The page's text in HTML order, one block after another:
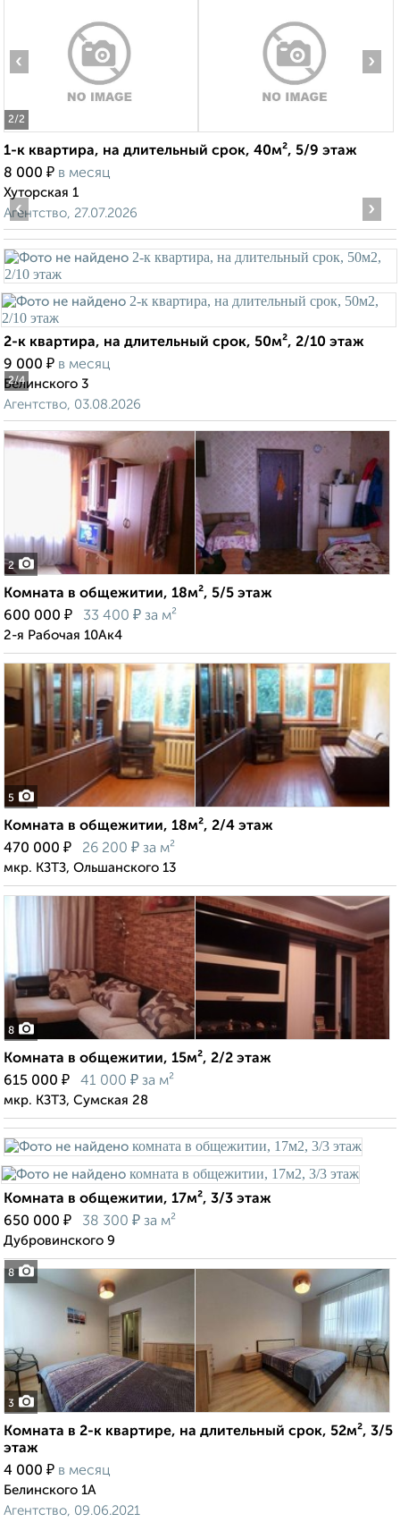
2/2
‹ ›
1-к квартира, на длительный срок, 40м², 5/9 этаж
8 000 ₽ в месяц
Хуторская 1
Агентство, 27.07.2026
2/4
‹ ›
2-к квартира, на длительный срок, 50м², 2/10 этаж
9 000 ₽ в месяц
Белинского 3
Агентство, 03.08.2026
2
Комната в общежитии, 18м², 5/5 этаж
600 000 ₽ 33 400 ₽ за м²
2-я Рабочая 10Ак4
5
Комната в общежитии, 18м², 2/4 этаж
470 000 ₽ 26 200 ₽ за м²
мкр. КЗТЗ, Ольшанского 13
8
Комната в общежитии, 15м², 2/2 этаж
615 000 ₽ 41 000 ₽ за м²
мкр. КЗТЗ, Сумская 28
8
Комната в общежитии, 17м², 3/3 этаж
650 000 ₽ 38 300 ₽ за м²
Дубровинского 9
3
Комната в 2-к квартире, на длительный срок, 52м², 3/5
этаж
4 000 ₽ в месяц
Белинского 1А
Агентство, 09.06.2021